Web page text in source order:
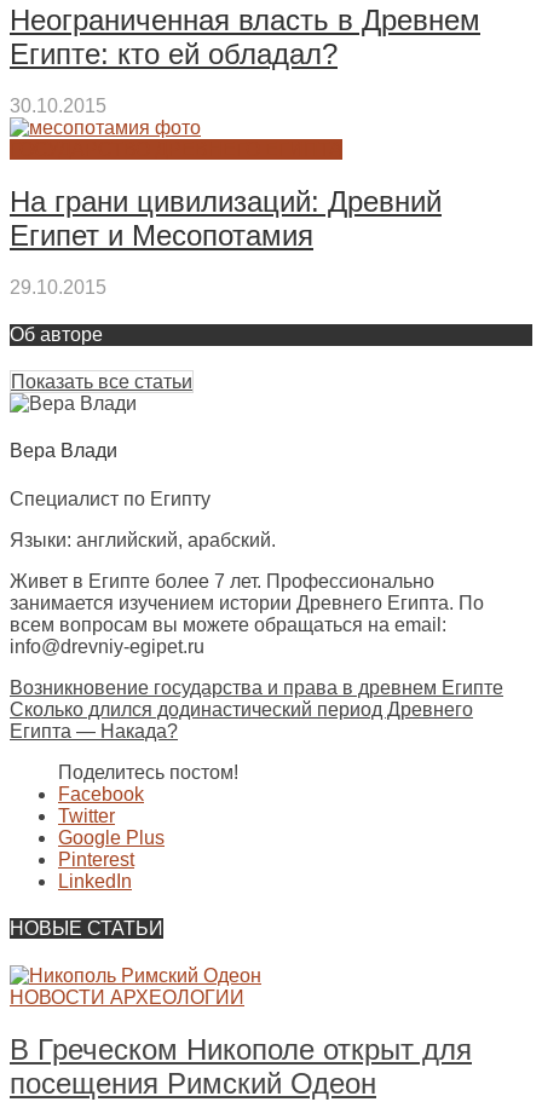
Неограниченная власть в Древнем
Египте: кто ей обладал?
30.10.2015
На грани цивилизаций: Древний
Египет и Месопотамия
29.10.2015
Об авторе
Показать все статьи
Вера Влади
Специалист по Египту
Языки: английский, арабский.
Живет в Египте более 7 лет. Профессионально
занимается изучением истории Древнего Египта. По
всем вопросам вы можете обращаться на email:
info@drevniy-egipet.ru
Возникновение государства и права в древнем Египте
Сколько длился додинастический период Древнего
Египта — Накада?
Поделитесь постом!
Facebook
Twitter
Google Plus
Pinterest
LinkedIn
НОВЫЕ СТАТЬИ
НОВОСТИ АРХЕОЛОГИИ
В Греческом Никополе открыт для
посещения Римский Одеон